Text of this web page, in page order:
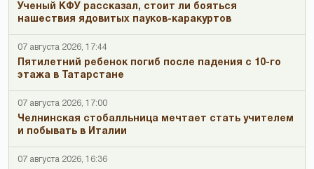
Ученый КФУ рассказал, стоит ли бояться
нашествия ядовитых пауков-каракуртов
07 августа 2026, 17:44
Пятилетний ребенок погиб после падения с 10-го
этажа в Татарстане
07 августа 2026, 17:00
Челнинская стобалльница мечтает стать учителем
и побывать в Италии
07 августа 2026, 16:36